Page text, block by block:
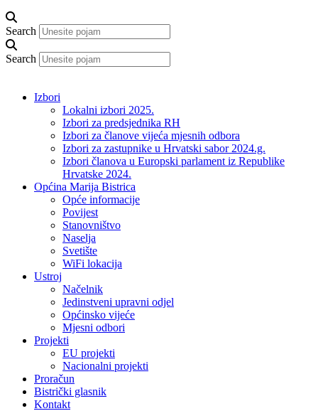
Search
Search
Izbori
Lokalni izbori 2025.
Izbori za predsjednika RH
Izbori za članove vijeća mjesnih odbora
Izbori za zastupnike u Hrvatski sabor 2024.g.
Izbori članova u Europski parlament iz Republike
Hrvatske 2024.
Općina Marija Bistrica
Opće informacije
Povijest
Stanovništvo
Naselja
Svetište
WiFi lokacija
Ustroj
Načelnik
Jedinstveni upravni odjel
Općinsko vijeće
Mjesni odbori
Projekti
EU projekti
Nacionalni projekti
Proračun
Bistrički glasnik
Kontakt